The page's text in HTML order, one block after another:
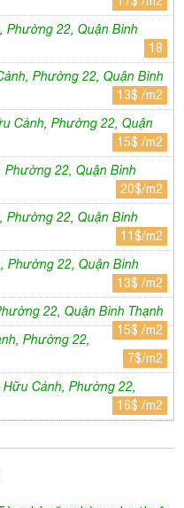
20$/m2
Phường 22, Quận Bình
11$/m2
Phường 22, Quận Bình
13$ /m2
22, Quận Bình Thạnh
15$ /m2
Phường 22,
7$/m2
Hữu Cảnh, Phường 22,
16$ /m2
nhà văn phòng cho thuê
thoát hiểm
300 – 600 m2